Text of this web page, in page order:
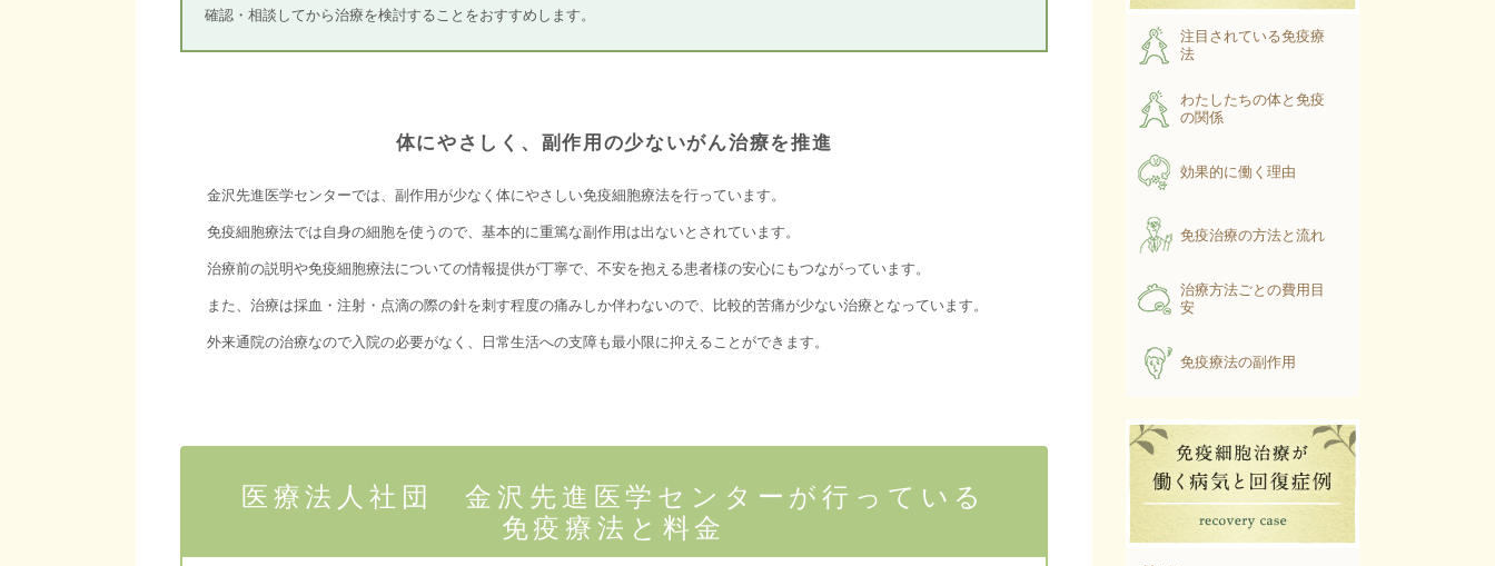
確認・相談してから治療を検討することをおすすめします。
体にやさしく、副作用の少ないがん治療を推進
金沢先進医学センターでは、副作用が少なく体にやさしい免疫細胞療法を行っています。
免疫細胞療法では自身の細胞を使うので、基本的に重篤な副作用は出ないとされています。
治療前の説明や免疫細胞療法についての情報提供が丁寧で、不安を抱える患者様の安心にもつながっています。
また、治療は採血・注射・点滴の際の針を刺す程度の痛みしか伴わないので、比較的苦痛が少ない治療となっています。
外来通院の治療なので入院の必要がなく、日常生活への支障も最小限に抑えることができます。
医療法人社団 金沢先進医学センターが行っている
免疫療法と料金
注目されている免疫療
法
わたしたちの体と免疫
の関係
効果的に働く理由
免疫治療の方法と流れ
治療方法ごとの費用目
安
免疫療法の副作用